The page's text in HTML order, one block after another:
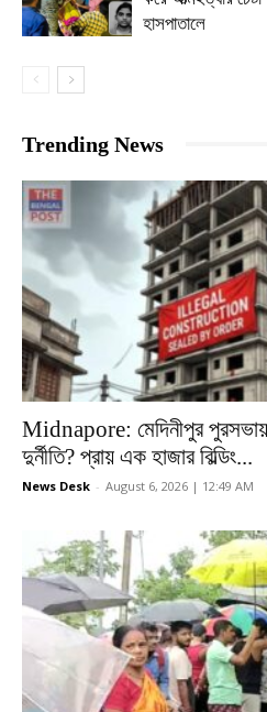
হাসপাতালে
Trending News
Midnapore: মেদিনীপুর
দুর্নীতি? প্রায় এক হাজার বিল্ডিং...
News Desk - August 6, 2026 | 12:49 AM